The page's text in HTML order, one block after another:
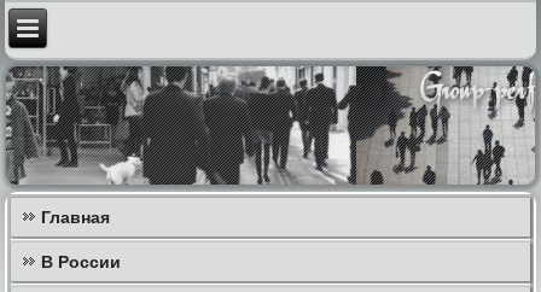
Главная
В России